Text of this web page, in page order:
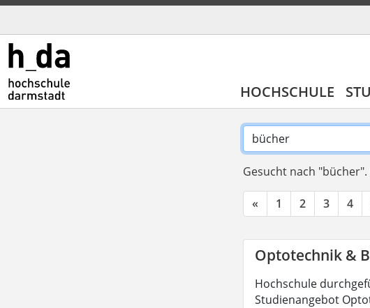
HOCHSCHULE
Gesucht nach "bücher".
« 1 2 3 4
Optotechnik &
Hochschule
Studienangebot